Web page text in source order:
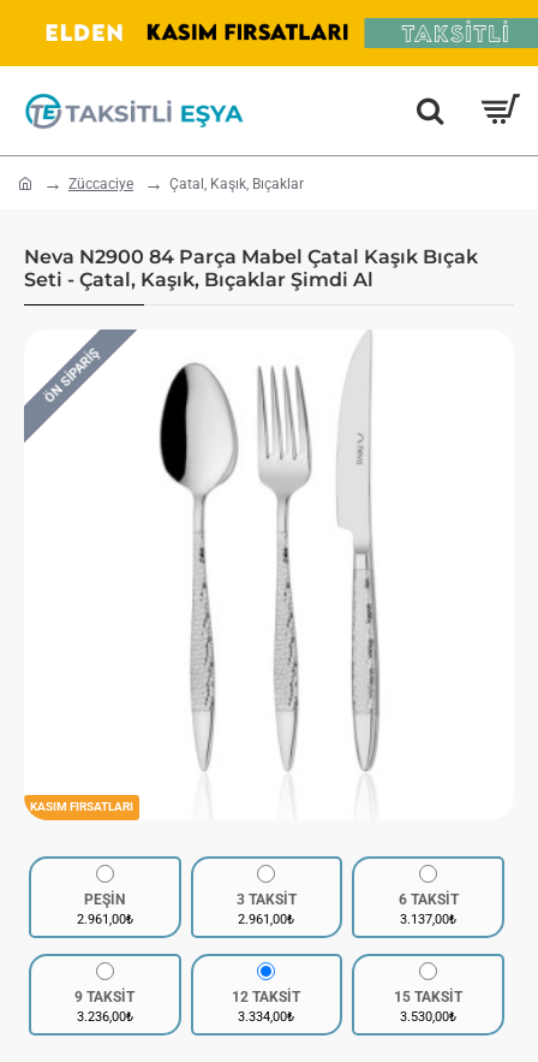
home Züccaciye Çatal, Kaşık, Bıçaklar
Neva N2900 84 Parça Mabel Çatal Kaşık Bıçak
Seti - Çatal, Kaşık, Bıçaklar Şimdi Al
KASIM FIRSATLARI
ÖN SIPARIŞ
PEŞİN
2.961,00₺
3 TAKSİT
2.961,00₺
6 TAKSİT
3.137,00₺
9 TAKSİT
3.236,00₺
12 TAKSİT
3.334,00₺
15 TAKSİT
3.530,00₺